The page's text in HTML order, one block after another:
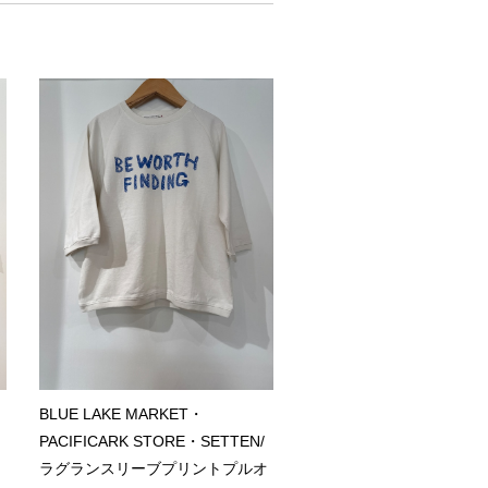
BLUE LAKE MARKET・
PACIFICARK STORE・SETTEN/
ラグランスリーブプリントプルオ